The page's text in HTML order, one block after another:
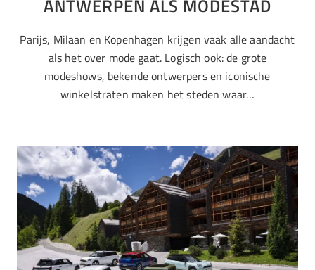
ANTWERPEN ALS MODESTAD
Parijs, Milaan en Kopenhagen krijgen vaak alle aandacht
als het over mode gaat. Logisch ook: de grote
modeshows, bekende ontwerpers en iconische
winkelstraten maken het steden waar…